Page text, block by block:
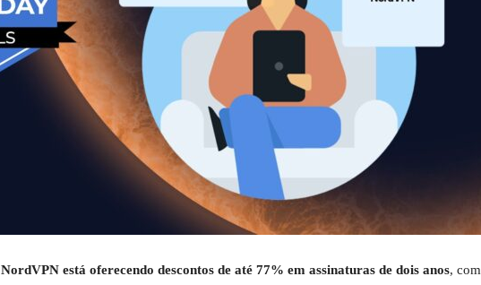
NordVPN está oferecendo descontos de até 77% em assinaturas de dois anos, com